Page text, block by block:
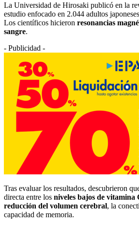
La Universidad de Hirosaki publicó en la
estudio enfocado en 2.044 adultos
Los científicos hicieron resonancias
sangre.
- Publicidad -
Tras evaluar los resultados, descubrieron
directa entre los niveles bajos de vitamina
reducción del volumen cerebral, la
capacidad de memoria.